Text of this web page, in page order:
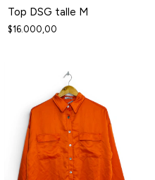
Top DSG talle M
$16.000,00